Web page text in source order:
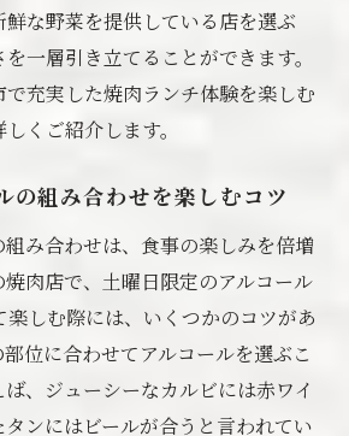
ランチをよりお得に楽しむ方法
チェックしてランチを満喫
オーダーのポイント
焼肉ランチの費用を抑える方法
をお得にするための予約術
ら楽しむ焼肉の秘密
肉ランチ蒲郡市での至福のひと
チ限定メニューの魅力
な野菜を提供している店を選ぶ
一層引き立てることができます。
充実した焼肉ランチ体験を楽しむ
くご紹介します。
の組み合わせを楽しむコツ
み合わせは、食事の楽しみを倍増
肉店で、土曜日限定のアルコール
しむ際には、いくつかのコツがあ
位に合わせてアルコールを選ぶこ
、ジューシーなカルビには赤ワイ
ンにはビールが合うと言われてい